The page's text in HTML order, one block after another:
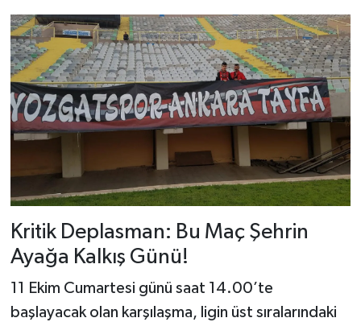
Kritik Deplasman: Bu Maç Şehrin
Ayağa Kalkış Günü!
11 Ekim Cumartesi günü saat 14.00’te
başlayacak olan karşılaşma, ligin üst sıralarındaki